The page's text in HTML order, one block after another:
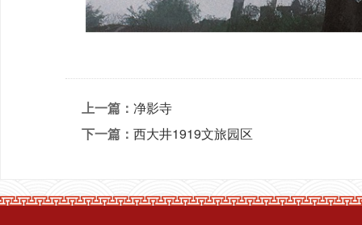
上一篇： 净影寺
下一篇： 西大井1919文旅园区